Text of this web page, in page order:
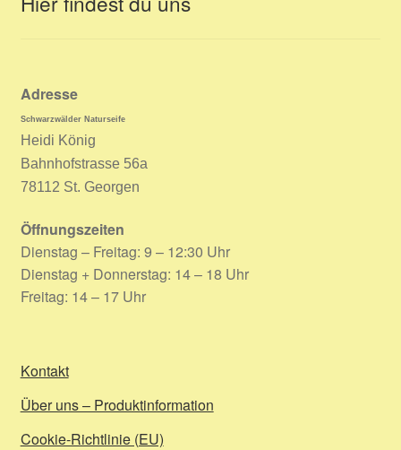
Adresse
Schwarzwälder Naturseife
Heidi König
Bahnhofstrasse 56a
78112 St. Georgen
Öffnungszeiten
Dienstag – Freitag: 9 – 12:30 Uhr
Dienstag + Donnerstag: 14 – 18 Uhr
Freitag: 14 – 17 Uhr
Kontakt
Über uns – Produktinformation
Cookie-Richtlinie (EU)